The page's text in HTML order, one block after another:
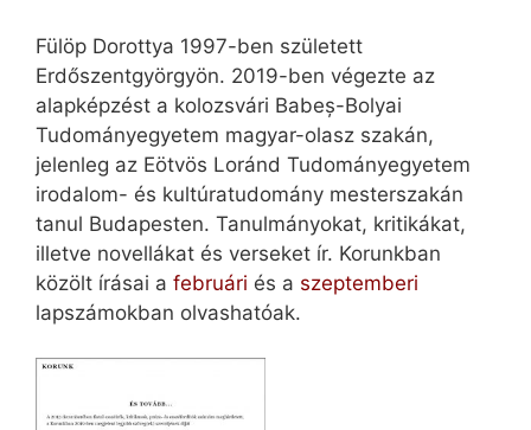
Fülöp Dorottya 1997-ben született
Erdőszentgyörgyön. 2019-ben végezte az
alapképzést a kolozsvári Babeș-Bolyai
Tudományegyetem magyar-olasz szakán,
jelenleg az Eötvös Loránd Tudományegyetem
irodalom- és kultúratudomány mesterszakán
tanul Budapesten. Tanulmányokat, kritikákat,
illetve novellákat és verseket ír. Korunkban
közölt írásai a februári és a szeptemberi
lapszámokban olvashatóak.